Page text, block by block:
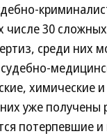
числе 30
среди них
химические
уже получены
потерпевшие и